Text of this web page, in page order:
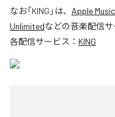
なお「KING 」は、 Apple Music
Unlimitedなどの音楽配信サ
各配信サービス： KING